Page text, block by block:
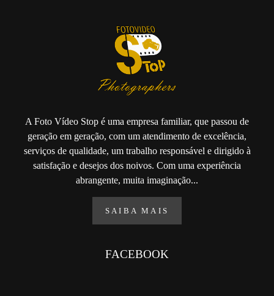
A Foto Vídeo Stop é uma empresa familiar, que passou de
geração em geração, com um atendimento de excelência,
serviços de qualidade, um trabalho responsável e dirigido à
satisfação e desejos dos noivos. Com uma experiência
abrangente, muita imaginação...
SAIBA MAIS
FACEBOOK